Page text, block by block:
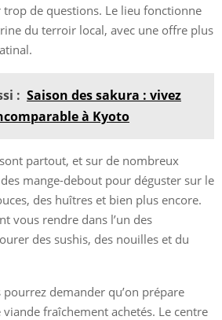
trop de questions. Le lieu fonctionne
du terroir local, avec une offre plus
: Saison des sakura : vivez
à Kyoto
partout, et sur de nombreux
mange-debout pour déguster sur le
des huîtres et bien plus encore.
vous rendre dans l’un des
des sushis, des nouilles et du
pourrez demander qu’on prépare
fraîchement achetés. Le centre